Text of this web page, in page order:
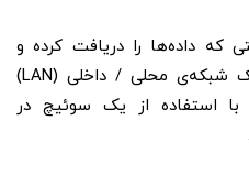
که داده‌ها را دریافت کرده و
آن‌ها را به مقصد صحیح در یک شبکه‌ی محلی / داخلی (LAN)
با استفاده از یک سوئیچ در